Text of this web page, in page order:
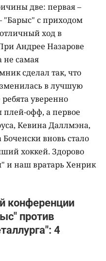
две: первая –
"Барыс" с приходом
ход в
Андрее Назарове
не самая
сделал так, что
в лучшую
уверенно
офф, а первое
Кевина Даллмэна,
вновь стало
хоккей. Здорово
и наш вратарь Хенрик
конференции
против
4